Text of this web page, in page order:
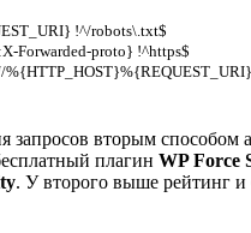
} !^/robots\.txt$
:X-Forwarded-proto} !^https$
/%{HTTP_HOST}%{REQUEST_URI}
запросов вторым способом
плагин WP Force
. У второго выше рейтинг и